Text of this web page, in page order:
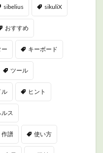
sibelius sikuliX
おすすめ
ー キーボード
ツール
ル ヒント
ス
作譜 使い方